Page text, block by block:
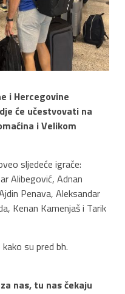
i Hercegovine
će učestvovati na
i Velikom
sljedeće igrače:
Alibegović, Adnan
Penava, Aleksandar
Kenan Kamenjaš i Tarik
su pred bh.
nas, tu nas čekaju